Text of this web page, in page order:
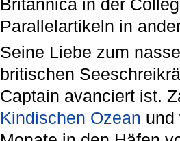
Britannica in der
Parallelartikeln in
Seine Liebe zum
britischen
Captain avanciert ist.
Kindischen Ozean und